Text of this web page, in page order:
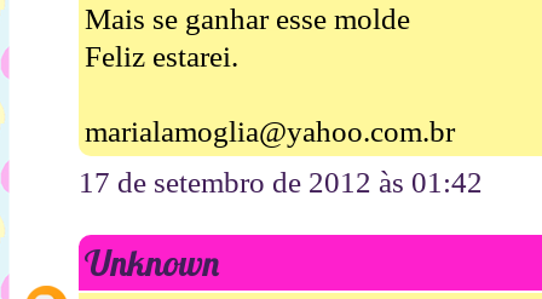
Mais se ganhar esse molde
Feliz estarei.
marialamoglia@yahoo.com.br
17 de setembro de 2012 às 01:42
Unknown